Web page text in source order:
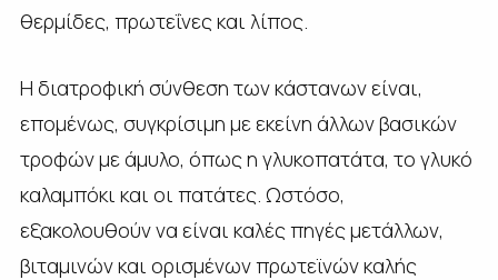
θερμίδες, πρωτεΐνες και λίπος.
Η διατροφική σύνθεση των κάστανων είναι,
επομένως, συγκρίσιμη με εκείνη άλλων βασικών
τροφών με άμυλο, όπως η γλυκοπατάτα, το γλυκό
καλαμπόκι και οι πατάτες. Ωστόσο,
εξακολουθούν να είναι καλές πηγές μετάλλων,
βιταμινών και ορισμένων πρωτεϊνών καλής